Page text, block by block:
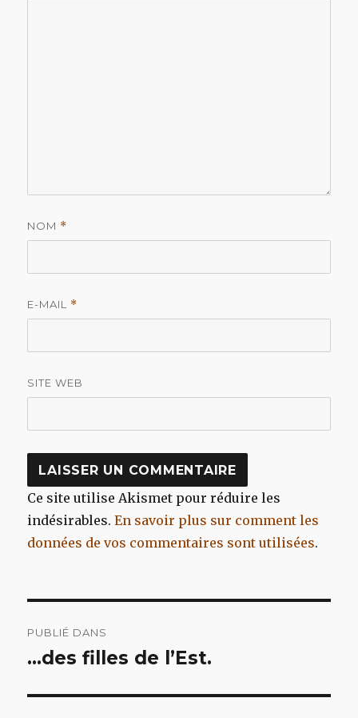
NOM *
E-MAIL *
SITE WEB
Ce site utilise Akismet pour réduire les
indésirables.En savoir plus sur comment les
données de vos commentaires sont utilisées.
de
PUBLIÉ DANS
…des filles de l’Est.